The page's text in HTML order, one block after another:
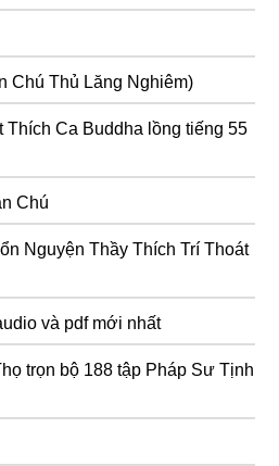
Chú Thủ Lăng Nghiêm)
Thích Ca Buddha lồng tiếng 55
Chú
Nguyện Thầy Thích Trí Thoát
và pdf mới nhất
trọn bộ 188 tập Pháp Sư Tịnh